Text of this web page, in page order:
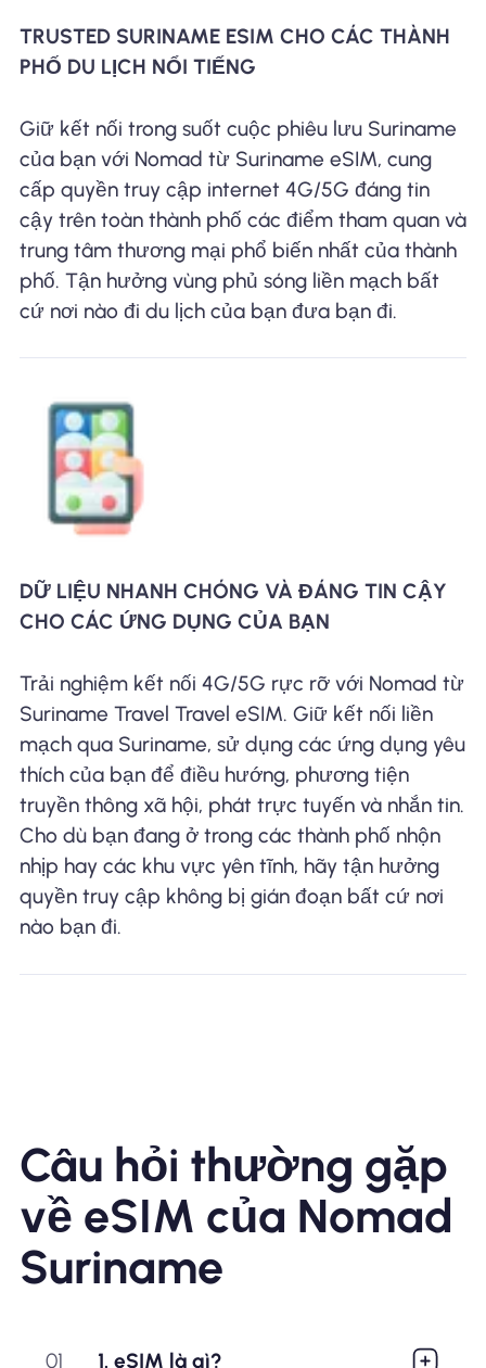
TRUSTED SURINAME ESIM CHO CÁC THÀNH
PHỐ DU LỊCH NỔI TIẾNG
Giữ kết nối trong suốt cuộc phiêu lưu Suriname
của bạn với Nomad từ Suriname eSIM, cung
cấp quyền truy cập internet 4G/5G đáng tin
cậy trên toàn thành phố các điểm tham quan và
trung tâm thương mại phổ biến nhất của thành
phố. Tận hưởng vùng phủ sóng liền mạch bất
cứ nơi nào đi du lịch của bạn đưa bạn đi.
DỮ LIỆU NHANH CHÓNG VÀ ĐÁNG TIN CẬY
CHO CÁC ỨNG DỤNG CỦA BẠN
Trải nghiệm kết nối 4G/5G rực rỡ với Nomad từ
Suriname Travel Travel eSIM. Giữ kết nối liền
mạch qua Suriname, sử dụng các ứng dụng yêu
thích của bạn để điều hướng, phương tiện
truyền thông xã hội, phát trực tuyến và nhắn tin.
Cho dù bạn đang ở trong các thành phố nhộn
nhịp hay các khu vực yên tĩnh, hãy tận hưởng
quyền truy cập không bị gián đoạn bất cứ nơi
nào bạn đi.
Câu hỏi thường gặp
về eSIM của Nomad
Suriname
01 1. eSIM là gì?